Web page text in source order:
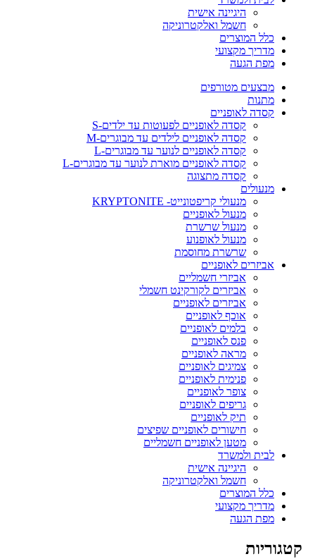
היגיינה אישית
חשמל ואלקטרוניקה
כלל המוצרים
מדריך מקצועי
מפת הגעה
מבצעים מטורפים
מתנות
קסדה לאופניים
קסדה לאופניים לפעוטות עד ילדים-S
קסדה לאופניים לילדים עד מבוגרים-M
קסדה לאופניים לנוער עד מבוגרים-L
קסדה לאופניים מוארת לנוער עד מבוגרים-L
קסדה מתצוגה
מנעולים
מנעולי קריפטונייט- KRYPTONITE
מנעול לאופניים
מנעול שרשרת
מנעול לאופנוע
שרשרת מחוסמת
אביזרים לאופניים
אביזרי חשמליים
אביזרים לקורקינט חשמלי
אביזרים לאופניים
אוכף לאופניים
בלמים לאופניים
פנס לאופניים
מראה לאופניים
צמיגים לאופניים
פנימית לאופניים
צופר לאופניים
גריפים לאופניים
תיק לאופניים
חישורים לאופניים שפיצים
מטען לאופניים חשמליים
לבית ולמשרד
היגיינה אישית
חשמל ואלקטרוניקה
כלל המוצרים
מדריך מקצועי
מפת הגעה
קטגוריות